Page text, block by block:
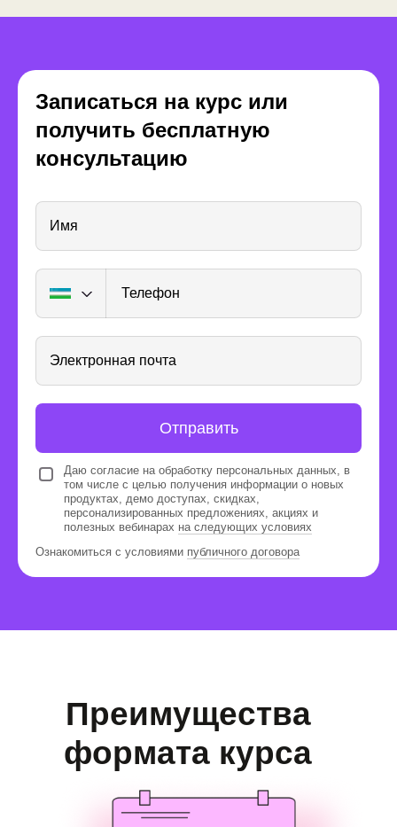
Записаться на курс или
получить бесплатную
консультацию
Имя
Телефон
Электронная почта
Отправить
Даю согласие на обработку персональных данных, в
том числе с целью получения информации о новых
продуктах, демо доступах, скидках,
персонализированных предложениях, акциях и
полезных вебинарах на следующих условиях
Ознакомиться с условиями публичного договора
Преимущества
формата курса
Нацеленность на результат
8 месяцев — это привычная
длительность онлайн-курса для
школьника. За это время он успеет
освоить теорию и собрать портфолио из
10 проектов.
Уроки ведут ИТ-специалисты с
педагогическим опытом. Они отвечают
на вопросы ребят и бережно дают
обратную связь.
Ребенок может посмотреть материалы
курса, даже если его пришлось